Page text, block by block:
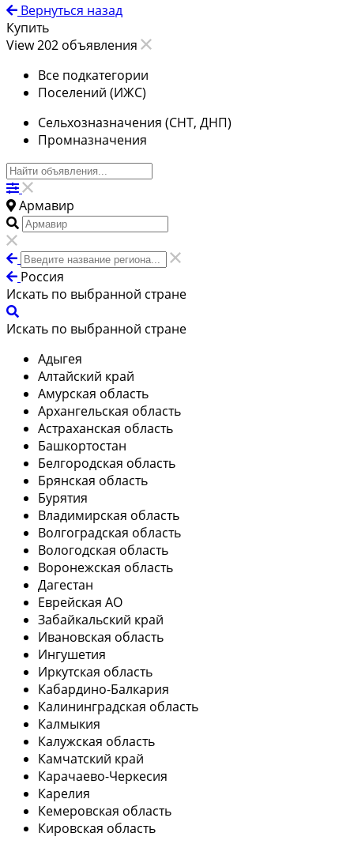
Вернуться назад
Купить
View 202 объявления
Все подкатегории
Поселений (ИЖС)
Сельхозназначения (СНТ, ДНП)
Промназначения
Армавир
Россия
Искать по выбранной стране
Искать по выбранной стране
Адыгея
Алтайский край
Амурская область
Архангельская область
Астраханская область
Башкортостан
Белгородская область
Брянская область
Бурятия
Владимирская область
Волгоградская область
Вологодская область
Воронежская область
Дагестан
Еврейская АО
Забайкальский край
Ивановская область
Ингушетия
Иркутская область
Кабардино-Балкария
Калининградская область
Калмыкия
Калужская область
Камчатский край
Карачаево-Черкесия
Карелия
Кемеровская область
Кировская область